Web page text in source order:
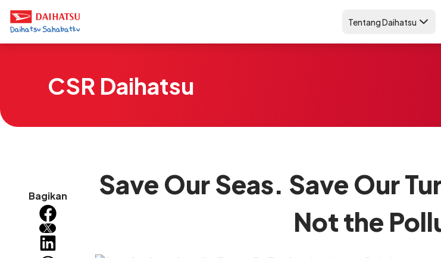
Tentang Daihatsu
CSR Daihatsu
Bagikan
Save Our Seas. Save Our
Not the